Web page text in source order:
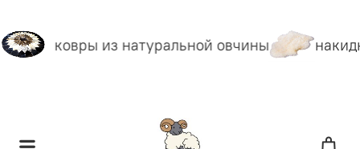
ковры из натуральной овчины